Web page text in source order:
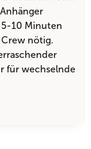
10 Minuten
nötig.
für wechselnde